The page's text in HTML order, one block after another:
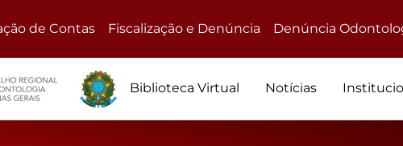
de Contas Fiscalização e Denúncia Denúncia
Biblioteca Virtual Notícias